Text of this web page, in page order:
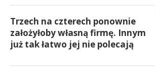
Trzech na czterech ponownie
założyłoby własną firmę. Innym
już tak łatwo jej nie polecają